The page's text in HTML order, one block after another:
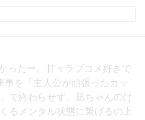
ったー。甘々ラブコメ好きで
事を「主人公が頑張ったカッ
で終わらせず、凪ちゃんのけ
るメンタル状態に繋げるの上